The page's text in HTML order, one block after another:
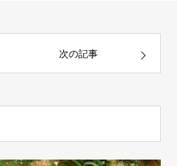
次の記事